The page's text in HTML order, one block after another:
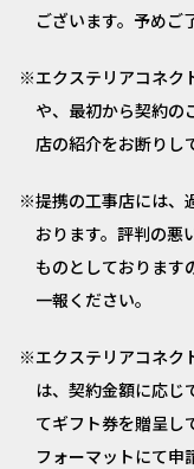
ございます。予めご
エクステリアコネク
や、最初から契約の
店の紹介をお断りし
提携の工事店には、
おります。評判の悪
ものとしております
一報ください。
エクステリアコネク
は、契約金額に応じ
てギフト券を贈呈し
フォーマットにて申